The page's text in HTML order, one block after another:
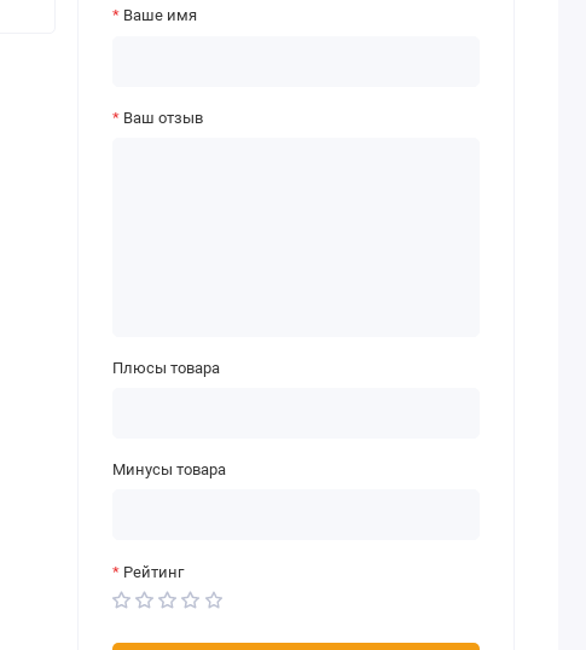
Ваше имя
Ваш отзыв
Плюсы товара
Минусы товара
Рейтинг